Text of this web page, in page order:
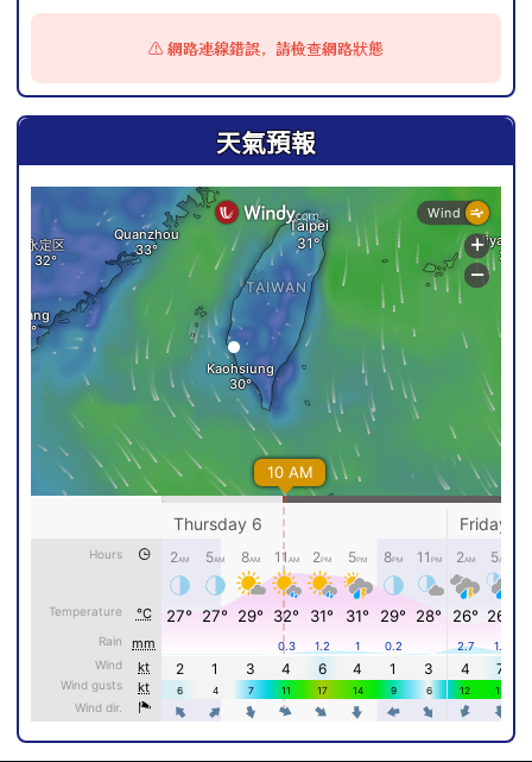
⚠️ 網路連線錯誤，請檢查網路狀態
天氣預報